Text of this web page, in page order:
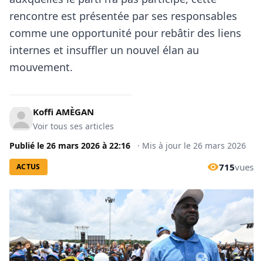
rencontre est présentée par ses responsables
comme une opportunité pour rebâtir des liens
internes et insuffler un nouvel élan au
mouvement.
Koffi AMÈGAN
Voir tous ses articles
Publié le 26 mars 2026 à 22:16 · Mis à jour le 26 mars 2026
ACTUS 715vues